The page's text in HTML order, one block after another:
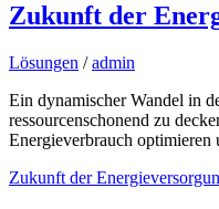
Zukunft der
Lösungen /admin
Ein dynamischer Wandel in
ressourcenschonend zu
Energieverbrauch
Zukunft der